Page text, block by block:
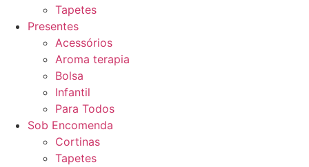
Tapetes
Presentes
Acessórios
Aroma terapia
Bolsa
Infantil
Para Todos
Sob Encomenda
Cortinas
Tapetes